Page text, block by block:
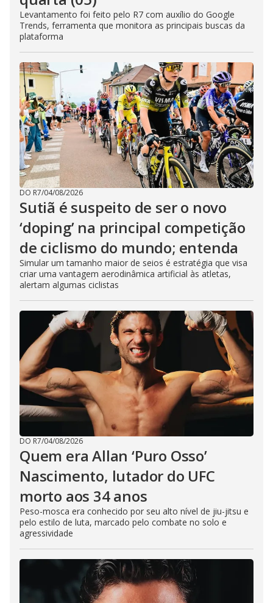
Levantamento foi feito pelo R7 com auxílio do Google
Trends, ferramenta que monitora as principais buscas da
plataforma
DO R7/04/08/2026
Sutiã é suspeito de ser o novo
‘doping’ na principal competição
de ciclismo do mundo; entenda
Simular um tamanho maior de seios é estratégia que visa
criar uma vantagem aerodinâmica artificial às atletas,
alertam algumas ciclistas
DO R7/04/08/2026
Quem era Allan ‘Puro Osso’
Nascimento, lutador do UFC
morto aos 34 anos
Peso-mosca era conhecido por seu alto nível de jiu-jitsu e
pelo estilo de luta, marcado pelo combate no solo e
agressividade